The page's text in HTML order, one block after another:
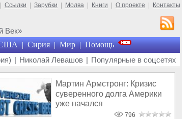
Ссылки Зарубки Молва Книги О проекте Контакты
Век»
| Сирия | Мир | Помощь
| Николай Левашов | Популярные в соцсетях
Мартин Армстронг: Кризис
суверенного долга Америки
уже начался
796